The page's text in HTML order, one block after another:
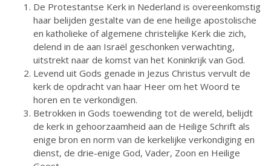
De Protestantse Kerk in Nederland is overeenkomstig
haar belijden gestalte van de ene heilige apostolische
en katholieke of algemene christelijke Kerk die zich,
delend in de aan Israël geschonken verwachting,
uitstrekt naar de komst van het Koninkrijk van God.
Levend uit Gods genade in Jezus Christus vervult de
kerk de opdracht van haar Heer om het Woord te
horen en te verkondigen.
Betrokken in Gods toewending tot de wereld, belijdt
de kerk in gehoorzaamheid aan de Heilige Schrift als
enige bron en norm van de kerkelijke verkondiging en
dienst, de drie-enige God, Vader, Zoon en Heilige